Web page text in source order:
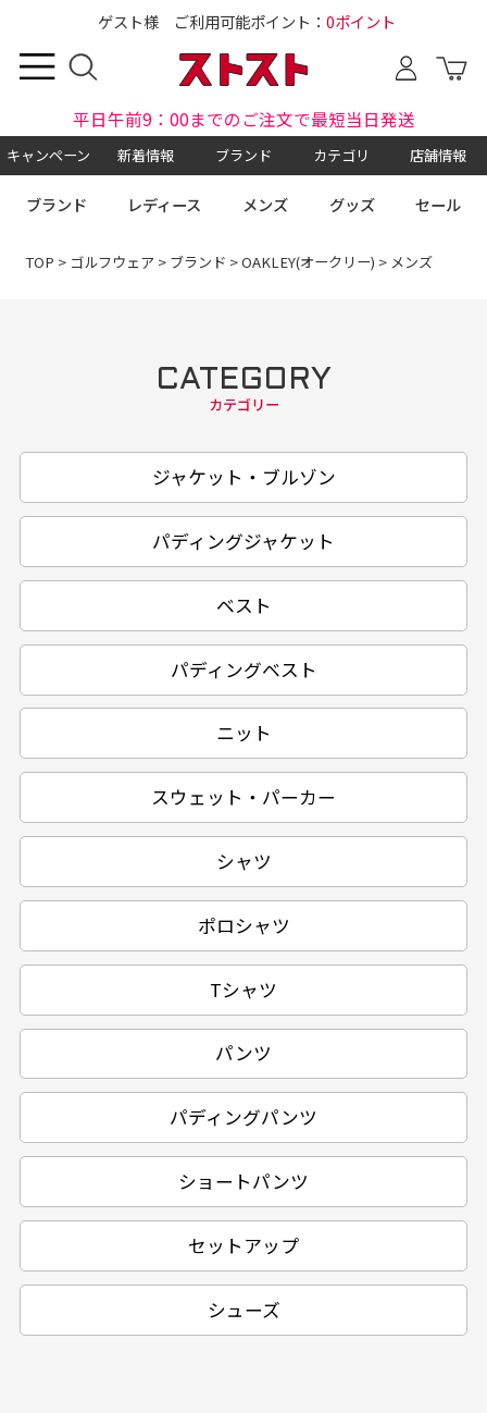
ゲスト様 ご利用可能ポイント： 0ポイント
平日午前9：00までのご注文で最短当日発送
キャンペーン 新着情報 ブランド カテゴリ 店舗情報
ブランド レディース メンズ グッズ セール
TOP > ゴルフウェア > ブランド >OAKLEY(オークリー) > メンズ
CATEGORY
カテゴリー
ジャケット・ブルゾン
パディングジャケット
ベスト
パディングベスト
ニット
スウェット・パーカー
シャツ
ポロシャツ
Tシャツ
パンツ
パディングパンツ
ショートパンツ
セットアップ
シューズ